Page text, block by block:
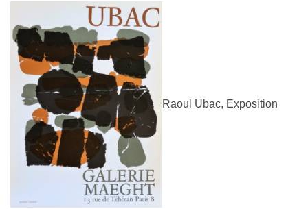
Raoul Ubac, Exposition